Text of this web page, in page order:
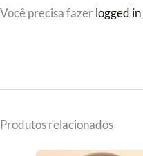
Você precisa fazerlogged in
Produtos relacionados